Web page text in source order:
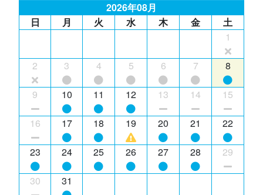
2026年08月
日
月 火 水 木 金
土
1
2 3 4 5 6 7 8
9 10 11 12 13 14 15
16 17 18 19 20 21 22
23 24 25 26 27 28 29
30 31